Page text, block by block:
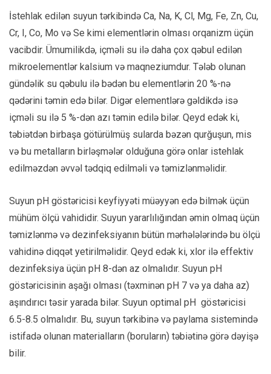
İstehlak edilən suyun tərkibində Ca, Na, K, Cl, Mg, Fe, Zn, Cu,
Cr, I, Co, Mo və Se kimi elementlərin olması orqanizm üçün
vacibdir. Ümumilikdə, içməli su ilə daha çox qəbul edilən
mikroelementlər kalsium və maqneziumdur. Tələb olunan
gündəlik su qəbulu ilə bədən bu elementlərin 20 %-nə
qədərini təmin edə bilər. Digər elementlərə gəldikdə isə
içməli su ilə 5 %-dən azı təmin edilə bilər. Qeyd edək ki,
təbiətdən birbaşa götürülmüş sularda bəzən qurğuşun, mis
və bu metalların birləşmələr olduğuna görə onlar istehlak
edilməzdən əvvəl tədqiq edilməli və təmizlənməlidir.
Suyun pH göstəricisi keyfiyyəti müəyyən edə bilmək üçün
mühüm ölçü vahididir. Suyun yararlılığından əmin olmaq üçün
təmizlənmə və dezinfeksiyanın bütün mərhələlərində bu ölçü
vahidinə diqqət yetirilməlidir. Qeyd edək ki, xlor ilə effektiv
dezinfeksiya üçün pH 8-dən az olmalıdır. Suyun pH
göstəricisinin aşağı olması (təxminən pH 7 və ya daha az)
aşındırıcı təsir yarada bilər. Suyun optimal pH göstəricisi
6.5-8.5 olmalıdır. Bu, suyun tərkibinə və paylama sistemində
istifadə olunan materialların (boruların) təbiətinə görə dəyişə
bilir.